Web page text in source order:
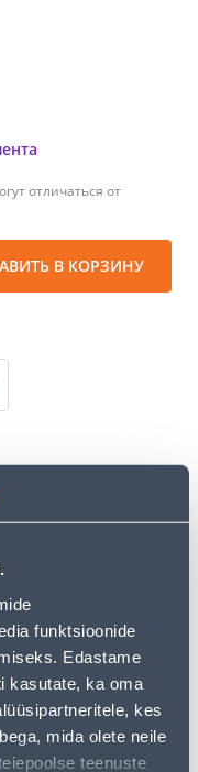
funktsioonide
Edastame
kasutate, ka oma
kes
mida olete neile
teenuste
отличаться от
В КОРЗИНУ
Платежи
платеж 55.83 €